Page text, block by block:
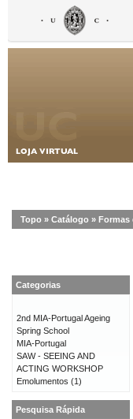
Topo » Catálogo » Formas
Categorias
2nd MIA-Portugal Ageing
Spring School
MIA-Portugal
SAW - SEEING AND
ACTING WORKSHOP
Emolumentos (1)
Pesquisa Rápida